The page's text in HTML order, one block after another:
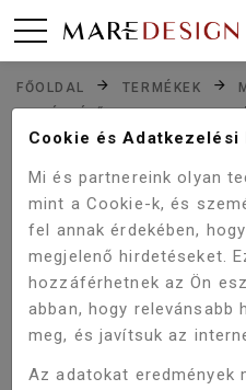
FŐOLDAL TERMÉKEK
KIEGÉSZÍTŐK JAKUZZIKHOZ
WELLIS VEGYSZERCSOMAG
Cookie és Adatkezelési
Mi és partnereink olyan
mint a Cookie-k, és
fel annak érdekében,
megjelenő hirdetéseket.
hozzáférhetnek az Ön
abban, hogy relevánsabb
meg, és javítsuk az
Az adatokat eredmények